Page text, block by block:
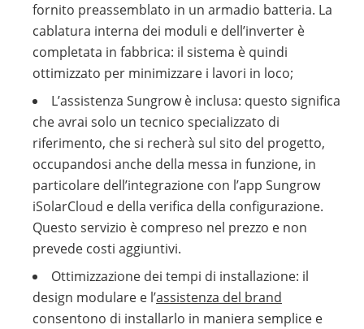
fornito preassemblato in un armadio batteria. La
cablatura interna dei moduli e dell’inverter è
completata in fabbrica: il sistema è quindi
ottimizzato per minimizzare i lavori in loco;
L’assistenza Sungrow è inclusa: questo significa
che avrai solo un tecnico specializzato di
riferimento, che si recherà sul sito del progetto,
occupandosi anche della messa in funzione, in
particolare dell’integrazione con l’app Sungrow
iSolarCloud e della verifica della configurazione.
Questo servizio è compreso nel prezzo e non
prevede costi aggiuntivi.
Ottimizzazione dei tempi di installazione: il
design modulare e l’assistenza del brand
consentono di installarlo in maniera semplice e